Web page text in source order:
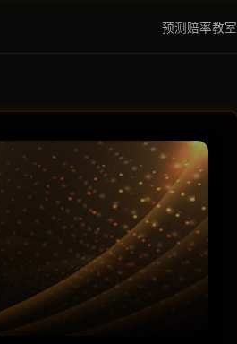
预测赔率教室